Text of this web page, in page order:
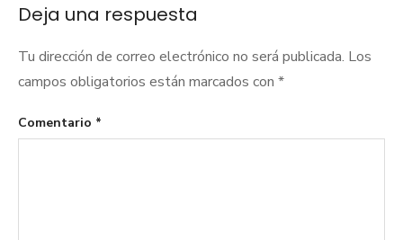
Deja una respuesta
Tu dirección de correo electrónico no será publicada. Los
campos obligatorios están marcados con *
Comentario *